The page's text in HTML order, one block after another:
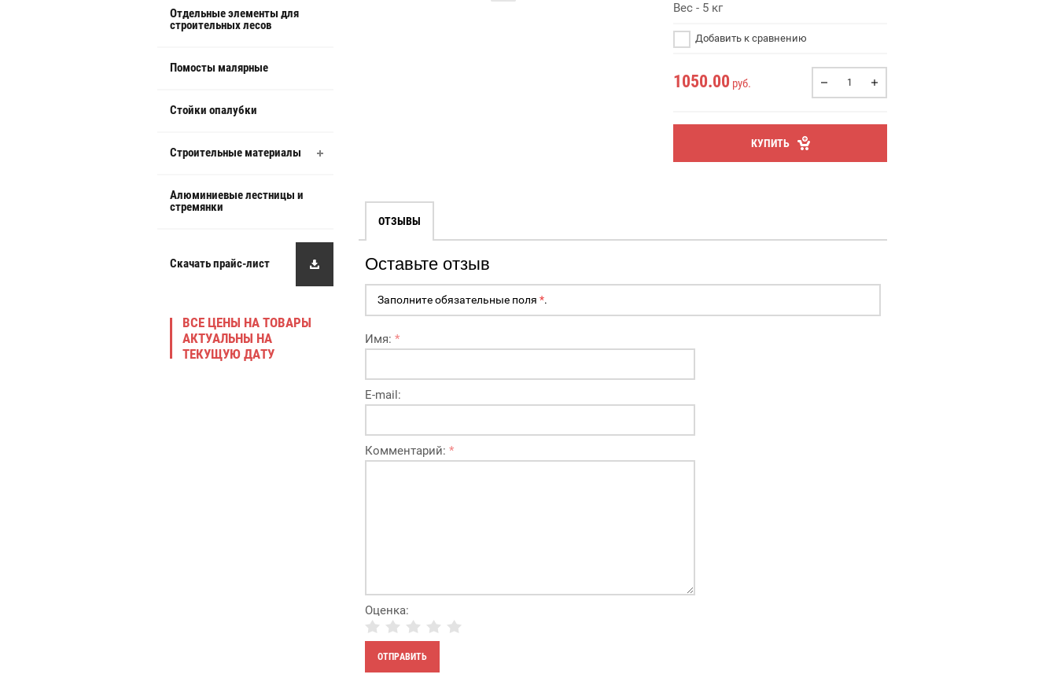
Отдельные элементы для
строительных лесов
Помосты малярные
Стойки опалубки
Строительные материалы
Алюминиевые лестницы и
стремянки
Скачать прайс-лист
ВСЕ ЦЕНЫ НА ТОВАРЫ
АКТУАЛЬНЫ НА
ТЕКУЩУЮ ДАТУ
Вес - 5 кг
Добавить к сравнению
1050.00 руб.
КУПИТЬ
ОТЗЫВЫ
Оставьте отзыв
Заполните обязательные поля *.
Имя: *
E-mail:
Комментарий: *
Оценка: